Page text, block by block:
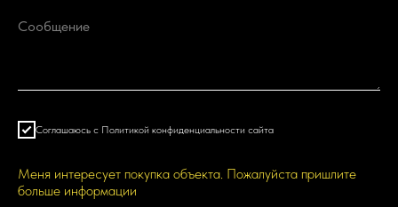
Сообщение
Соглашаюсь с Политикой конфиденциальности сайта
Меня интересует покупка объекта. Пожалуйста пришлите
больше информации